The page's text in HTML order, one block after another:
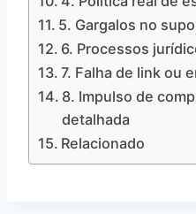
5. Gargalos no
6. Processos
7. Falha de link ou
8. Impulso de
detalhada
Relacionado